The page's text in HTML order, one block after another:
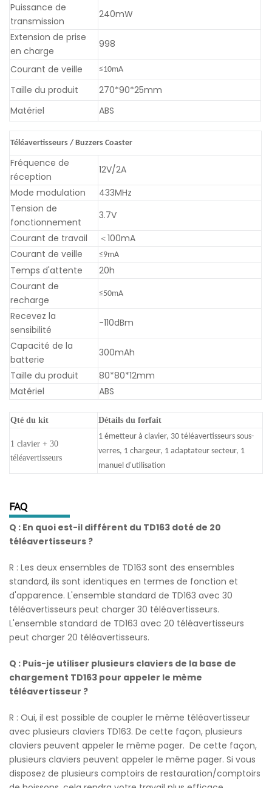
Puissance de
transmission
240mW
Extension de prise
en charge
998
Courant de veille ≤10mA
Taille du produit
270*90*25mm
Matériel
ABS
Téléavertisseurs / Buzzers Coaster
Fréquence de
réception
12V/2A
Mode modulation
433MHz
Tension de
fonctionnement
3.7V
Courant de travail
＜ 100mA
Courant de veille
≤9mA
Temps d'attente
20h
Courant de
recharge
≤50mA
Recevez la
sensibilité
-110dBm
Capacité de la
batterie
300mAh
Taille du produit
80*80*12mm
Matériel
ABS
Qté du kit Détails du forfait
1 clavier + 30
téléavertisseurs
1 émetteur à clavier, 30 téléavertisseurs sous-
verres, 1 chargeur, 1 adaptateur secteur, 1
manuel d'utilisation
FAQ
Q : En quoi est-il différent du TD163 doté de 20
téléavertisseurs ?
R : Les deux ensembles de TD163 sont des ensembles
standard, ils sont identiques en termes de fonction et
d'apparence. L'ensemble standard de TD163 avec 30
téléavertisseurs peut charger 30 téléavertisseurs.
L'ensemble standard de TD163 avec 20 téléavertisseurs
peut charger 20 téléavertisseurs.
Q : Puis-je utiliser plusieurs claviers de la base de
chargement TD163 pour appeler le même
téléavertisseur ?
R : Oui, il est possible de coupler le même téléavertisseur
avec plusieurs claviers TD163. De cette façon, plusieurs
claviers peuvent appeler le même pager. De cette façon,
plusieurs claviers peuvent appeler le même pager. Si vous
disposez de plusieurs comptoirs de restauration/comptoirs